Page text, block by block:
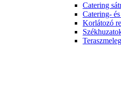
Catering
Catering-
Korlátozó